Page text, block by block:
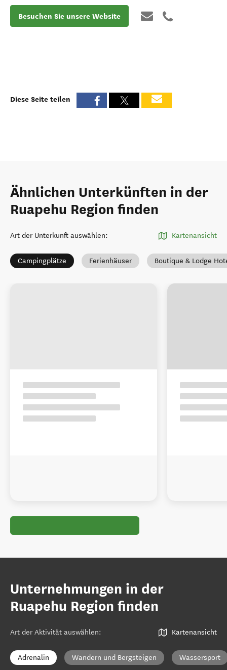
Besuchen Sie unsere Website
Diese Seite teilen
Ähnlichen Unterkünften in der
Ruapehu Region finden
Art der Unterkunft auswählen: Kartenansicht
Campingplätze Ferienhäuser Boutique & Lodge
Unternehmungen in der
Ruapehu Region finden
Art der Aktivität auswählen: Kartenansicht
Adrenalin Wandern und Bergsteigen Wassersport